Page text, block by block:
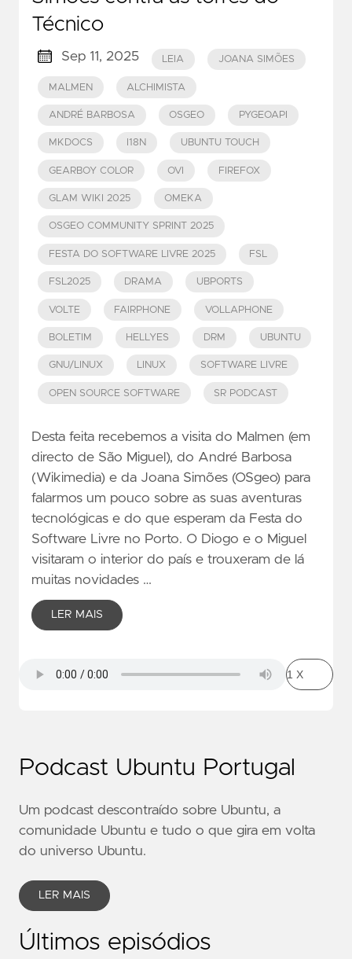
Técnico
Sep 11, 2025 LEIA JOANA SIMÕES
MALMEN ALCHIMISTA
ANDRÉ BARBOSA OSGEO PYGEOAPI
MKDOCS I18N UBUNTU TOUCH
GEARBOY COLOR OVI FIREFOX
GLAM WIKI 2025 OMEKA
OSGEO COMMUNITY SPRINT 2025
FESTA DO SOFTWARE LIVRE 2025 FSL
FSL2025 DRAMA UBPORTS
VOLTE FAIRPHONE VOLLAPHONE
BOLETIM HELLYES DRM UBUNTU
GNU/LINUX LINUX SOFTWARE LIVRE
OPEN SOURCE SOFTWARE SR PODCAST
Desta feita recebemos a visita do Malmen (em
directo de São Miguel), do André Barbosa
(Wikimedia) e da Joana Simões (OSgeo) para
falarmos um pouco sobre as suas aventuras
tecnológicas e do que esperam da Festa do
Software Livre no Porto. O Diogo e o Miguel
visitaram o interior do país e trouxeram de lá
muitas novidades …
LER MAIS
Podcast Ubuntu Portugal
Um podcast descontraído sobre Ubuntu, a
comunidade Ubuntu e tudo o que gira em volta
do universo Ubuntu.
LER MAIS
Últimos episódios